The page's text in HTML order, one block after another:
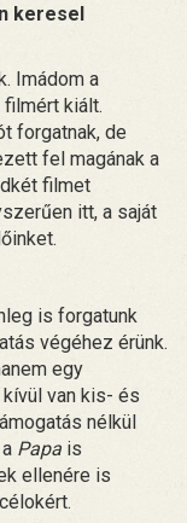
keresel
Imádom a
filmért kiált.
forgatnak, de
fel magának a
filmet
itt, a saját
is forgatunk
végéhez érünk.
egy
van kis- és
nélkül
Papa is
ellenére is